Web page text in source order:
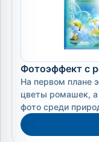
Фотоэффект с
На первом плане
цветы ромашек, а
фото среди